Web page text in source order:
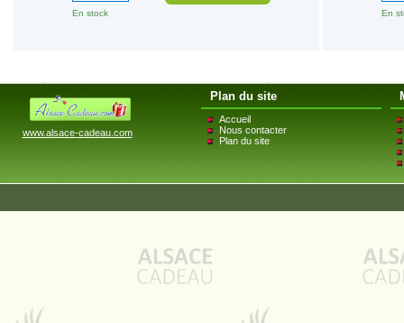
En stock En
www.alsace-cadeau.com
Plan du site
Accueil
Nous contacter
Plan du site